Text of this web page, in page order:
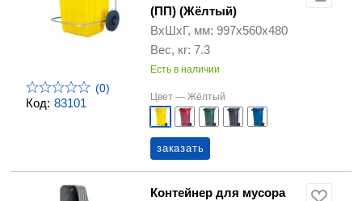
Код: 83101
(0)
(ПП) (Жёлтый)
ВхШхГ, мм: 997х560х480
Вес, кг: 7.3
Есть в наличии
Цвет — Жёлтый
заказать
Контейнер для мусора